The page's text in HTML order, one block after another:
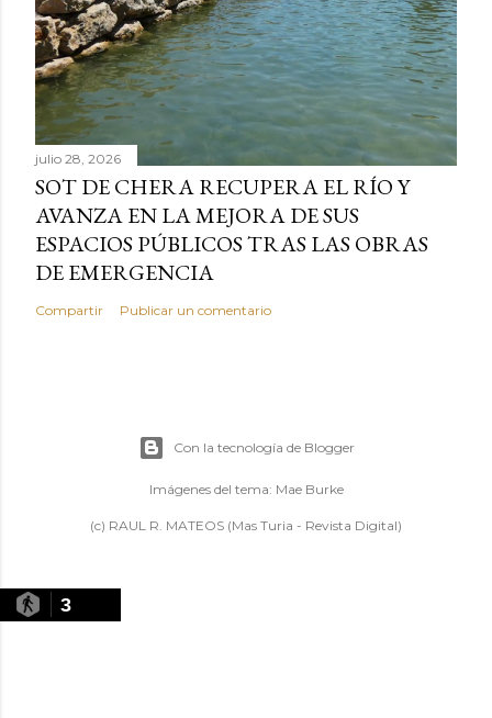
julio 28, 2026
SOT DE CHERA RECUPERA EL RÍO Y
AVANZA EN LA MEJORA DE SUS
ESPACIOS PÚBLICOS TRAS LAS OBRAS
DE EMERGENCIA
Compartir Publicar un comentario
Con la tecnología de Blogger
Imágenes del tema: Mae Burke
(c) RAUL R. MATEOS (Mas Turia - Revista Digital)
3